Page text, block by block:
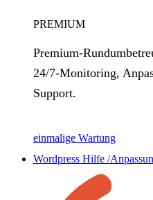
PREMIUM
24/7‑Monitoring,
Support.
einmalige Wartung
Wordpress Hilfe /